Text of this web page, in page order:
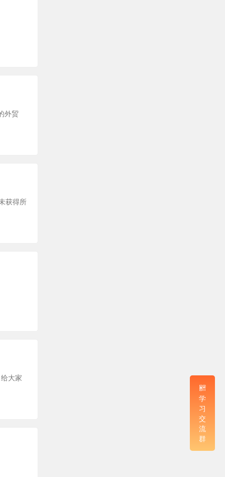
外贸
获得所
大家
学
习
交
流
群